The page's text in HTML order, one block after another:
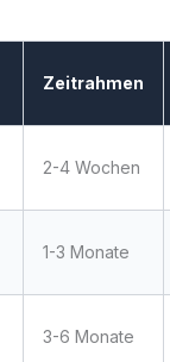
Zeitrahmen
2-4 Wochen
1-3 Monate
3-6 Monate